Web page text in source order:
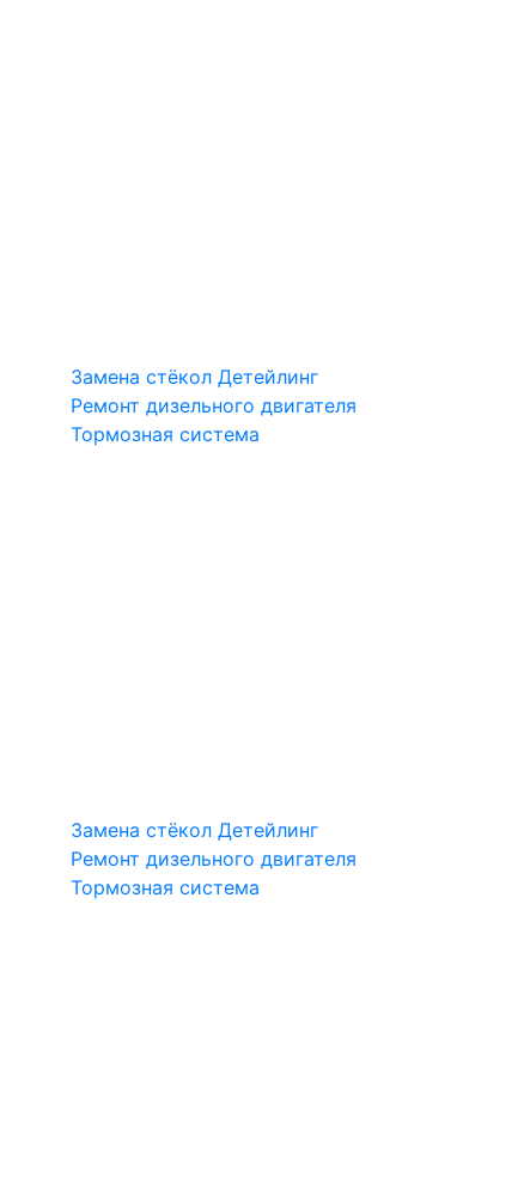
Замена стёкол Детейлинг
Ремонт дизельного двигателя
Тормозная система
Замена стёкол Детейлинг
Ремонт дизельного двигателя
Тормозная система